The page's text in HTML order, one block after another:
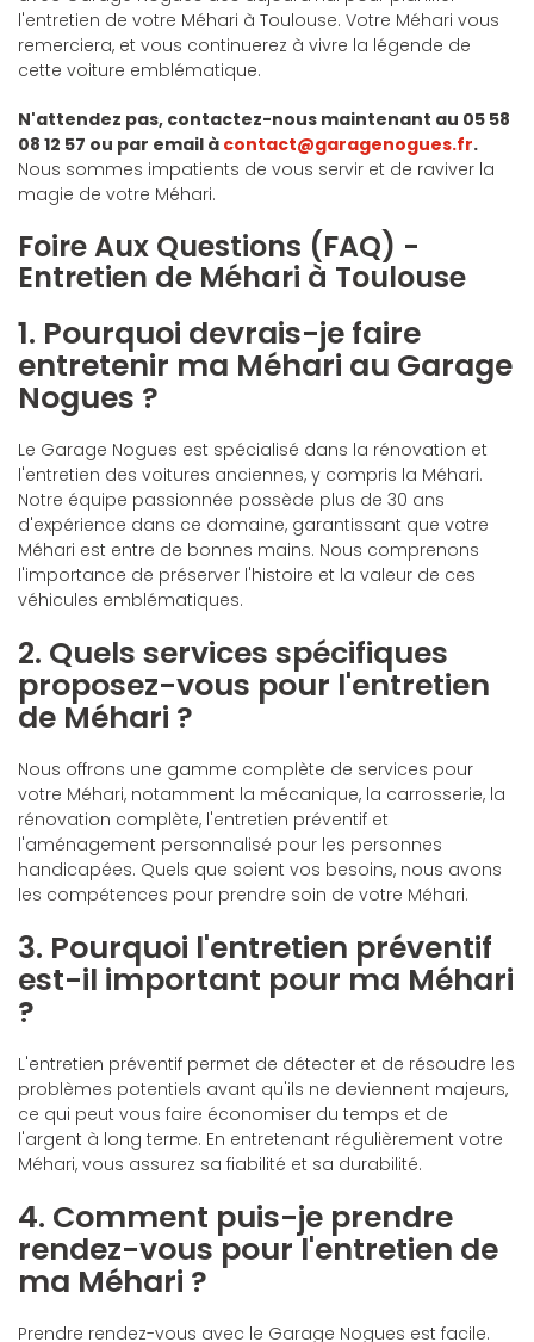
l'entretien de votre Méhari à Toulouse. Votre Méhari vous
remerciera, et vous continuerez à vivre la légende de
cette voiture emblématique.
N'attendez pas, contactez-nous maintenant au 05 58
08 12 57 ou par email à contact@garagenogues.fr.
Nous sommes impatients de vous servir et de raviver la
magie de votre Méhari.
Foire Aux Questions (FAQ) -
Entretien de Méhari à Toulouse
1. Pourquoi devrais-je faire
entretenir ma Méhari au Garage
Nogues ?
Le Garage Nogues est spécialisé dans la rénovation et
l'entretien des voitures anciennes, y compris la Méhari.
Notre équipe passionnée possède plus de 30 ans
d'expérience dans ce domaine, garantissant que votre
Méhari est entre de bonnes mains. Nous comprenons
l'importance de préserver l'histoire et la valeur de ces
véhicules emblématiques.
2. Quels services spécifiques
proposez-vous pour l'entretien
de Méhari ?
Nous offrons une gamme complète de services pour
votre Méhari, notamment la mécanique, la carrosserie, la
rénovation complète, l'entretien préventif et
l'aménagement personnalisé pour les personnes
handicapées. Quels que soient vos besoins, nous avons
les compétences pour prendre soin de votre Méhari.
3. Pourquoi l'entretien préventif
est-il important pour ma Méhari
?
L'entretien préventif permet de détecter et de résoudre les
problèmes potentiels avant qu'ils ne deviennent majeurs,
ce qui peut vous faire économiser du temps et de
l'argent à long terme. En entretenant régulièrement votre
Méhari, vous assurez sa fiabilité et sa durabilité.
4. Comment puis-je prendre
rendez-vous pour l'entretien de
ma Méhari ?
Prendre rendez-vous avec le Garage Nogues est facile.